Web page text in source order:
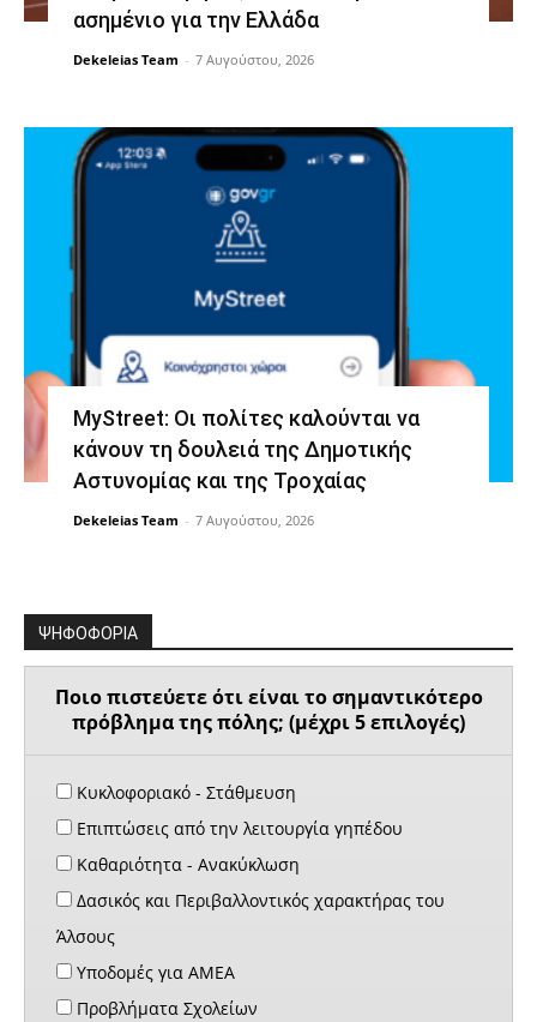
ασημένιο για την Ελλάδα
Dekeleias Team - 7 Αυγούστου, 2026
MyStreet: Οι πολίτες καλούνται να
κάνουν τη δουλειά της Δημοτικής
Αστυνομίας και της Τροχαίας
Dekeleias Team - 7 Αυγούστου, 2026
ΨΗΦΟΦΟΡΙΑ
Ποιο πιστεύετε ότι είναι το σημαντικότερο
πρόβλημα της πόλης; (μέχρι 5 επιλογές)
Κυκλοφοριακό - Στάθμευση
Επιπτώσεις από την λειτουργία γηπέδου
Καθαριότητα - Ανακύκλωση
Δασικός και Περιβαλλοντικός χαρακτήρας του
Άλσους
Υποδομές για ΑΜΕΑ
Προβλήματα Σχολείων